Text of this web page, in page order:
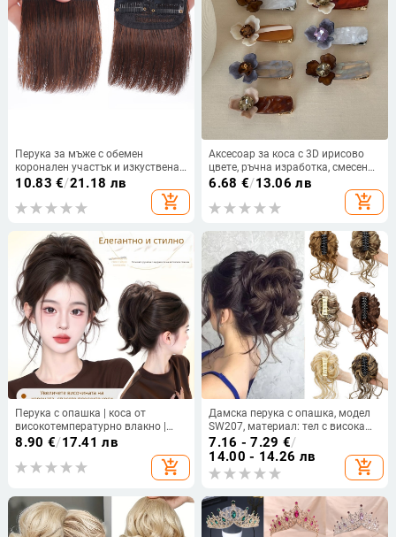
Перука за мъже с обемен
коронален участък и изкуствена
челка — матово термоустойчиво
механизъм на обработка, Katyr
10.83 €/21.18 лв
add_shopping_cart
Аксесоар за коса с 3D ирисово
цвете, ръчна изработка, смесени
материали, duckbill клип,
6.68 €/13.06 лв
add_shopping_cart
Перука с опашка | коса от
високотемпературно влакно |
Механична обработка | Не се
боядисва и не може да се къдри |
За дами
8.90 €/17.41 лв
add_shopping_cart
Дамска перука с опашка, модел
SW207, материал: тел с висока
температура, обработка:
механизъм, без перм или
боядисване
7.16 - 7.29 €/
14.00 - 14.26 лв
add_shopping_cart